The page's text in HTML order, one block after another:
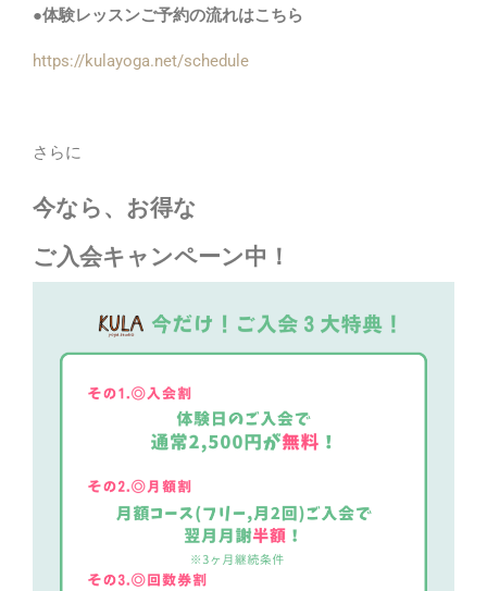
●体験レッスンご予約の流れはこちら
https://kulayoga.net/schedule
さらに
今なら、お得な
ご入会キャンペーン中！